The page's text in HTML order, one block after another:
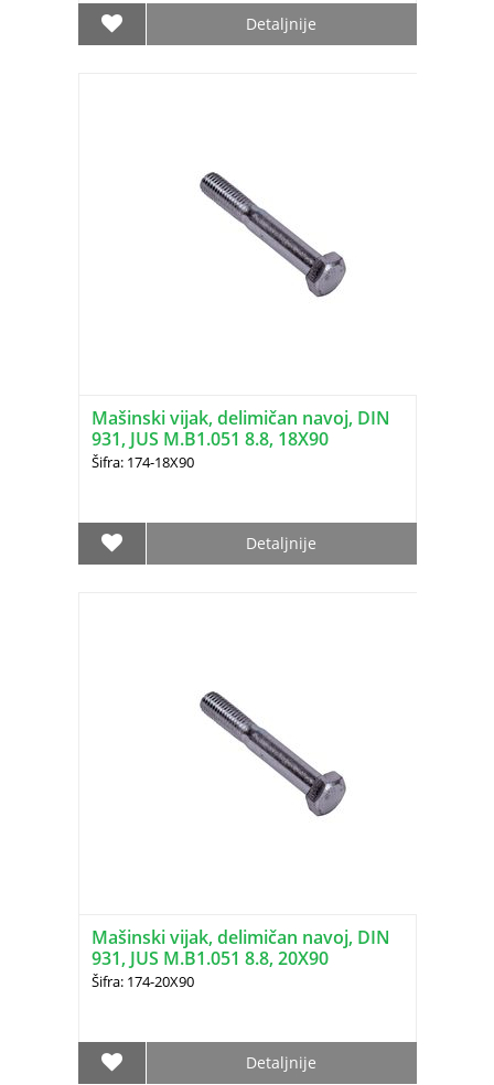
Detaljnije
Mašinski vijak, delimičan navoj, DIN
931, JUS M.B1.051 8.8, 18X90
Šifra: 174-18X90
Detaljnije
Mašinski vijak, delimičan navoj, DIN
931, JUS M.B1.051 8.8, 20X90
Šifra: 174-20X90
Detaljnije